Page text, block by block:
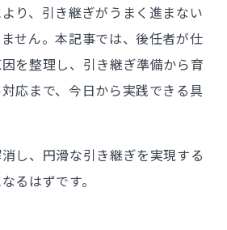
り、引き継ぎがうまく進まない
せん。本記事では、後任者が仕
を整理し、引き継ぎ準備から育
応まで、今日から実践できる具
し、円滑な引き継ぎを実現する
るはずです。